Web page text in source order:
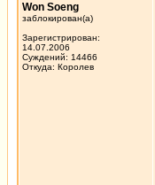
Won Soeng
заблокирован(а)
Зарегистрирован:
14.07.2006
Суждений: 14466
Откуда: Королев